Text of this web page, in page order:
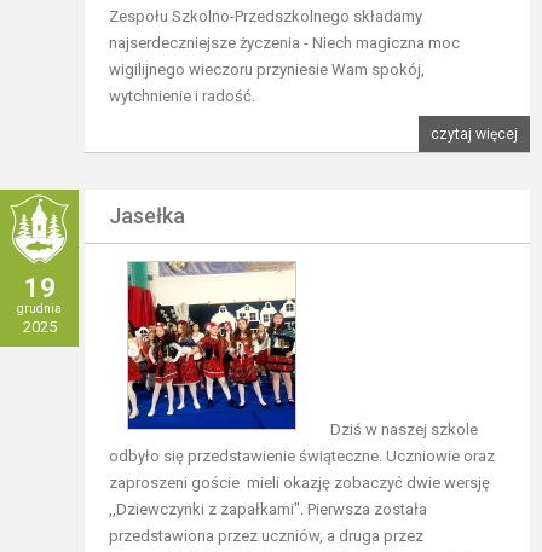
Zespołu Szkolno-Przedszkolnego składamy
najserdeczniejsze życzenia - Niech magiczna moc
wigilijnego wieczoru przyniesie Wam spokój,
wytchnienie i radość.
czytaj więcej
19
grudnia
2025
Jasełka
Dziś w naszej szkole
odbyło się przedstawienie świąteczne. Uczniowie oraz
zaproszeni goście mieli okazję zobaczyć dwie wersję
,,Dziewczynki z zapałkami". Pierwsza została
przedstawiona przez uczniów, a druga przez